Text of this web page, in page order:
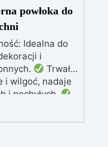
powłoka do
Idealna do
i
Trwała
i wilgoć, nadaje
i pochyłych.
warstwa